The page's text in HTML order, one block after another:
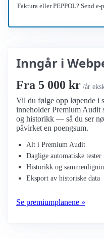
Faktura eller PEPPOL? Send e-
Inngår i
Fra 5 000 kr /år
Vil du følge opp løpende i
inneholder Premium Audit
og historikk — så du ser
påvirket en poengsum.
Alt i Premium Audit
Daglige automatiske tester
Historikk og
Eksport av historiske data
Se premiumplanene »